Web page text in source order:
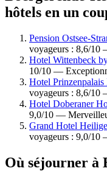
hôtels en un
Pension Ostsee-
voyageurs : 8,6/10
Hotel Wittenbeck
10/10 —
Hotel Prinzenpalais
voyageurs : 8,6/10
Hotel Doberaner
9,0/10 —
Grand Hotel
voyageurs : 9,0/
Où séjourner à